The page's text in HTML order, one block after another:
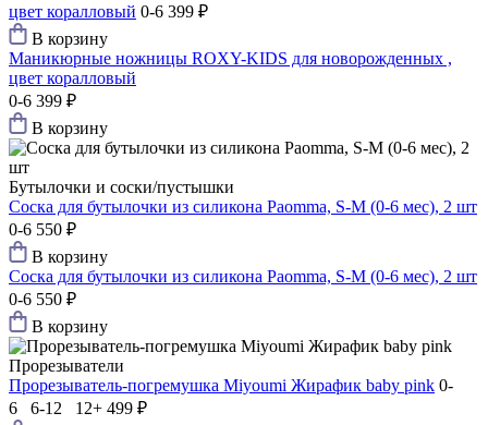
цвет коралловый 0-6 399 ₽
В корзину
Маникюрные ножницы ROXY-KIDS для новорожденных ,
цвет коралловый
0-6 399 ₽
В корзину
Бутылочки и соски/пустышки
Соска для бутылочки из силикона Paomma, S-M (0-6 мес), 2 шт
0-6 550 ₽
В корзину
Соска для бутылочки из силикона Paomma, S-M (0-6 мес), 2 шт
0-6 550 ₽
В корзину
Прорезыватели
Прорезыватель-погремушка Мiyoumi Жирафик baby pink 0-
6 6-12 12+ 499 ₽